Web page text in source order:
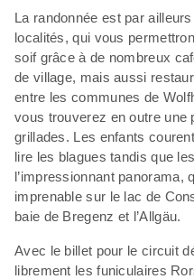
La randonnée est par
localités, qui vous
soif grâce à de nombreux
de village, mais aussi
entre les communes de
vous trouverez en outre une
grillades. Les enfants
lire les blagues tandis que
l’impressionnant panorama,
imprenable sur le lac de
baie de Bregenz et l’Allgäu.
Avec le billet pour le circuit
librement les funiculaires